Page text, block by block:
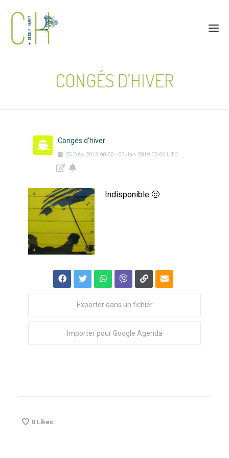
CONGÉS D’HIVER
Congés d'hiver
25 Déc 2018 00:00 - 03 Jan 2019 00:00 UTC
Indisponible 🙂
Exporter dans un fichier
Importer pour Google Agenda
0 Likes